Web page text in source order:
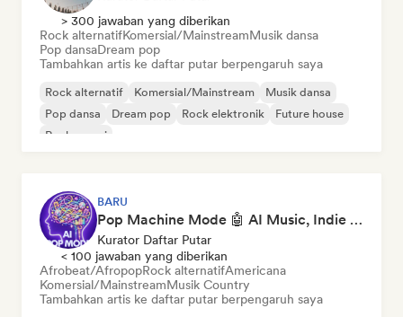
> 300 jawaban yang diberikan
Rock alternatifKomersial/MainstreamMusik dansa
Pop dansaDream pop
Tambahkan artis ke daftar putar berpengaruh saya
Rock alternatif Komersial/Mainstream
Musik dansa
Pop dansa
Dream pop Rock elektronik
Future house
Rock garasi
BARU
Pop Machine Mode 🤖 AI Music, Indie Pop & Dream Pop
Kurator Daftar Putar
< 100 jawaban yang diberikan
Afrobeat/AfropopRock alternatifAmericana
Komersial/MainstreamMusik Country
Tambahkan artis ke daftar putar berpengaruh saya